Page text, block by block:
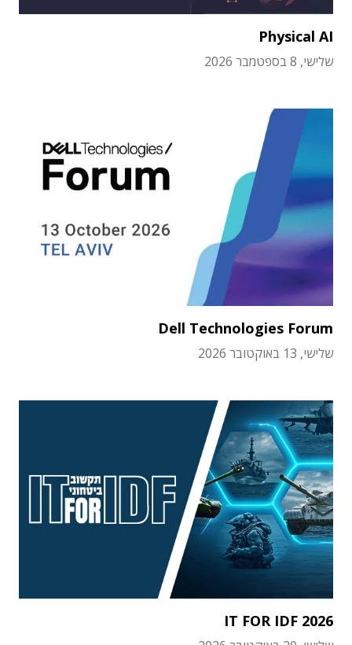
Physical AI
שלישי, 8 בספטמבר 2026
Dell Technologies Forum
שלישי, 13 באוקטובר 2026
IT FOR IDF 2026